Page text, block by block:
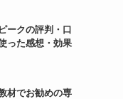
ークの評判・口
った感想・効果
材でお勧めの専